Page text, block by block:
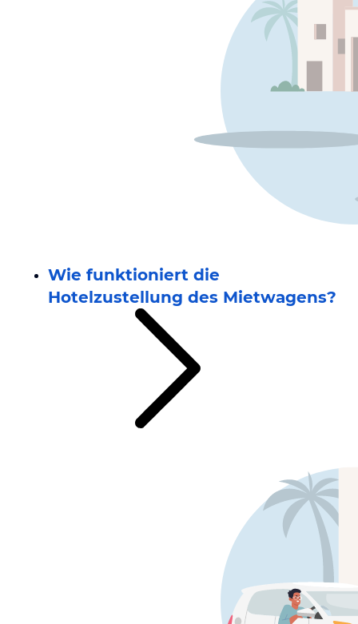
Wie funktioniert die
Hotelzustellung des Mietwagens?